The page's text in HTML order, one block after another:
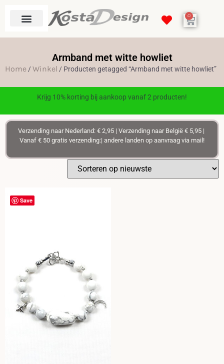
0
Armband met witte howliet
Home /Winkel / Producten getagged “Armband met witte howliet”
Krijg 10% korting bij aankoop vanaf 2 producten!
Verzending naar Nederland: € 2,95 | Verzending naar België € 5,95 |
Vanaf € 50 gratis verzending:| andere landen op aanvraag via mail!
Save